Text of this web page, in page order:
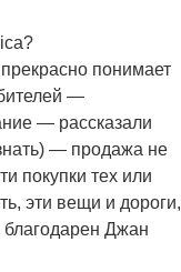
понимает
—
— рассказали
— продажа не
покупки тех или
эти вещи и дороги,
благодарен Джан